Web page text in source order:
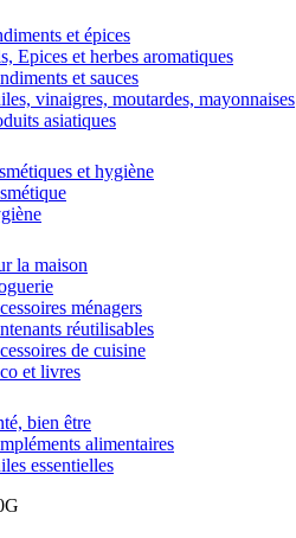
et épices
Epices et herbes aromatiques
et sauces
vinaigres, moutardes, mayonnaises
asiatiques
et hygiène
la maison
ménagers
réutilisables
de cuisine
et livres
bien être
alimentaires
essentielles